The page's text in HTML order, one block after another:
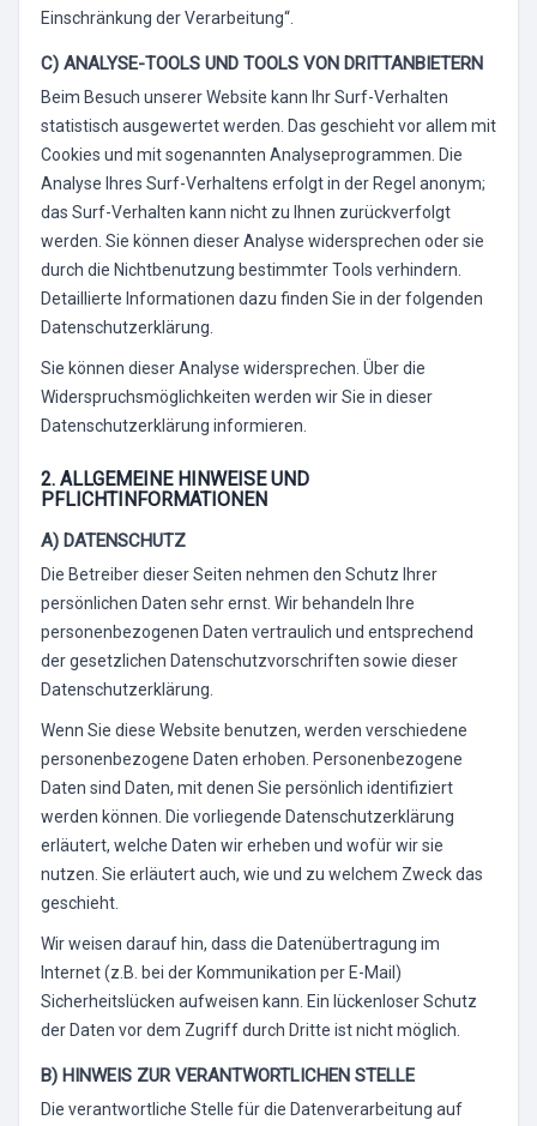
Einschränkung der Verarbeitung“.
C) ANALYSE-TOOLS UND TOOLS VON DRITTANBIETERN
Beim Besuch unserer Website kann Ihr Surf-Verhalten
statistisch ausgewertet werden. Das geschieht vor allem mit
Cookies und mit sogenannten Analyseprogrammen. Die
Analyse Ihres Surf-Verhaltens erfolgt in der Regel anonym;
das Surf-Verhalten kann nicht zu Ihnen zurückverfolgt
werden. Sie können dieser Analyse widersprechen oder sie
durch die Nichtbenutzung bestimmter Tools verhindern.
Detaillierte Informationen dazu finden Sie in der folgenden
Datenschutzerklärung.
Sie können dieser Analyse widersprechen. Über die
Widerspruchsmöglichkeiten werden wir Sie in dieser
Datenschutzerklärung informieren.
2. ALLGEMEINE HINWEISE UND
PFLICHTINFORMATIONEN
A) DATENSCHUTZ
Die Betreiber dieser Seiten nehmen den Schutz Ihrer
persönlichen Daten sehr ernst. Wir behandeln Ihre
personenbezogenen Daten vertraulich und entsprechend
der gesetzlichen Datenschutzvorschriften sowie dieser
Datenschutzerklärung.
Wenn Sie diese Website benutzen, werden verschiedene
personenbezogene Daten erhoben. Personenbezogene
Daten sind Daten, mit denen Sie persönlich identifiziert
werden können. Die vorliegende Datenschutzerklärung
erläutert, welche Daten wir erheben und wofür wir sie
nutzen. Sie erläutert auch, wie und zu welchem Zweck das
geschieht.
Wir weisen darauf hin, dass die Datenübertragung im
Internet (z.B. bei der Kommunikation per E-Mail)
Sicherheitslücken aufweisen kann. Ein lückenloser Schutz
der Daten vor dem Zugriff durch Dritte ist nicht möglich.
B) HINWEIS ZUR VERANTWORTLICHEN STELLE
Die verantwortliche Stelle für die Datenverarbeitung auf